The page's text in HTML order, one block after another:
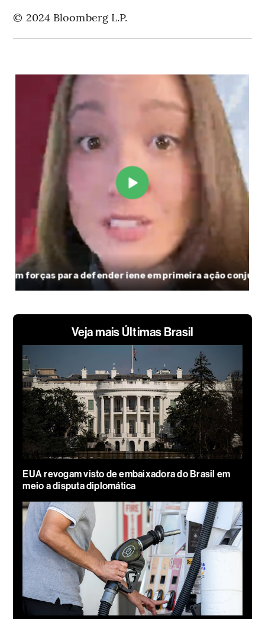
© 2024 Bloomberg L.P.
Veja mais Últimas Brasil
EUA revogam visto de embaixadora do Brasil em
meio a disputa diplomática